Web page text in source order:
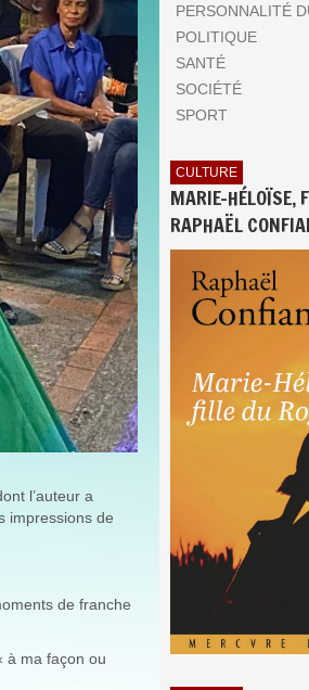
l’auteur a
impressions de
de franche
à ma façon ou
PERSONNALITÉ
POLITIQUE
SANTÉ
SOCIÉTÉ
SPORT
CULTURE
MARIE-HÉLOÏSE,
RAPHAËL